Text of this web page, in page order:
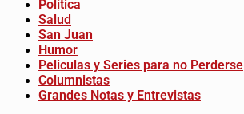
Política
Salud
San Juan
Humor
Peliculas y Series para no Perderse
Columnistas
Grandes Notas y Entrevistas